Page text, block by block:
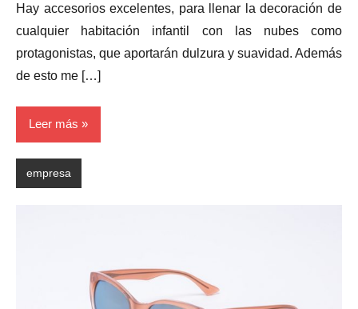
comentarios
Hay accesorios excelentes, para llenar la decoración de
cualquier habitación infantil con las nubes como
protagonistas, que aportarán dulzura y suavidad. Además
de esto me […]
Leer más
empresa